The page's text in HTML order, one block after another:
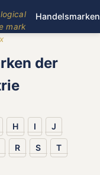
mark
Handelsmarken
der
H I J
R S T